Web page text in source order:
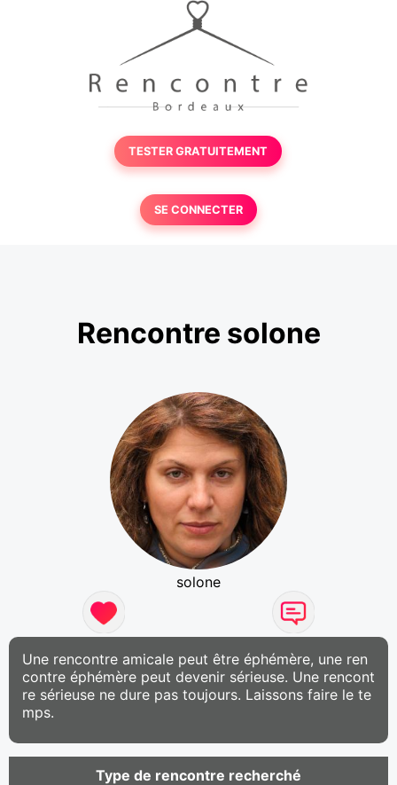
TESTER GRATUITEMENT
SE CONNECTER
Rencontre solone
solone
Une rencontre amicale peut être éphémère, une ren
contre éphémère peut devenir sérieuse. Une rencont
re sérieuse ne dure pas toujours. Laissons faire le te
mps.
Type de rencontre recherché